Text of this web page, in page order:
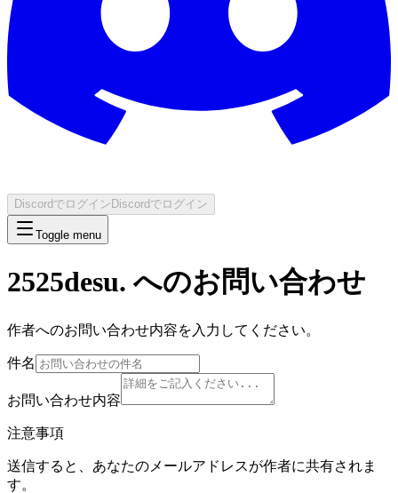
Discordでログイン Discordでログイン
Toggle menu
2525desu. へのお問い合わせ
作者へのお問い合わせ内容を入力してください。
件名
お問い合わせ内容
注意事項
送信すると、あなたのメールアドレスが作者に共有されま
す。